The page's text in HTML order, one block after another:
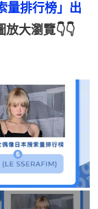
量排行榜」出
放大瀏覽👇👇